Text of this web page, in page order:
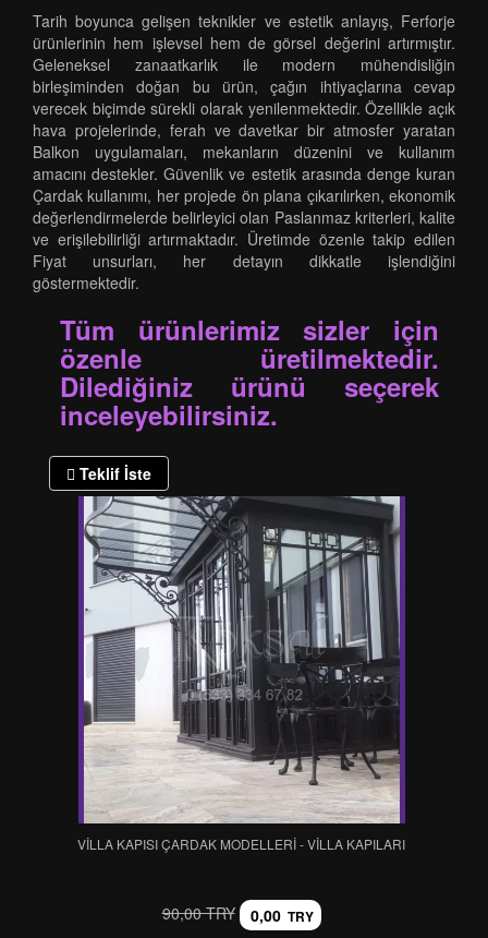
Tarih boyunca gelişen teknikler ve estetik anlayış, Ferforje
ürünlerinin hem işlevsel hem de görsel değerini artırmıştır.
Geleneksel zanaatkarlık ile modern mühendisliğin
birleşiminden doğan bu ürün, çağın ihtiyaçlarına cevap
verecek biçimde sürekli olarak yenilenmektedir. Özellikle açık
hava projelerinde, ferah ve davetkar bir atmosfer yaratan
Balkon uygulamaları, mekanların düzenini ve kullanım
amacını destekler. Güvenlik ve estetik arasında denge kuran
Çardak kullanımı, her projede ön plana çıkarılırken, ekonomik
değerlendirmelerde belirleyici olan Paslanmaz kriterleri, kalite
ve erişilebilirliği artırmaktadır. Üretimde özenle takip edilen
Fiyat unsurları, her detayın dikkatle işlendiğini
göstermektedir.
Tüm ürünlerimiz sizler için
özenle üretilmektedir.
Dilediğiniz ürünü seçerek
inceleyebilirsiniz.
Teklif İste
VİLLA KAPISI ÇARDAK MODELLERİ - VİLLA KAPILARI
90,00 TRY 0,00 TRY